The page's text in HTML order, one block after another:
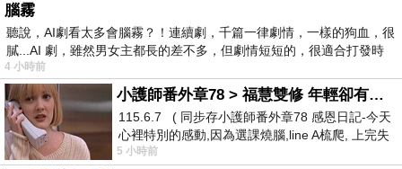
腦霧
聽說，AI劇看太多會腦霧？！連續劇，千篇一律劇情，一樣的狗血，很
膩...AI 劇，雖然男女主都長的差不多，但劇情短短的，很適合打發時
4 小時前
小護師番外章78 > 福慧雙修 年輕卻有個老靈魂 ㄑ金剛經〉podcast
115.6.7 ( 同步存小護師番外章78 感恩日記-今天
心裡特別的感動,因為選課燒腦,line A梳爬, 上完失
智課的她,特來傾
5 小時前